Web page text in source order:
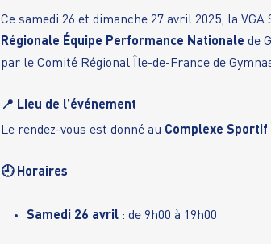
Ce samedi 26 et dimanche 27 avril 2025, la
Régionale Équipe Performance Nationale de
par le Comité Régional Île-de-France de
📍 Lieu de l’événement
Le rendez-vous est donné au Complexe
🕘 Horaires
Samedi 26 avril: de 9h00 à 19h00